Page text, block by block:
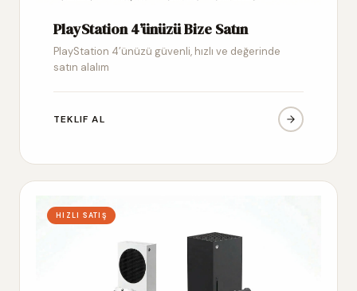
PlayStation 4’ünüzü Bize Satın
PlayStation 4’ünüzü güvenli, hızlı ve değerinde
satın alalım
TEKLIF AL
HIZLI SATIŞ